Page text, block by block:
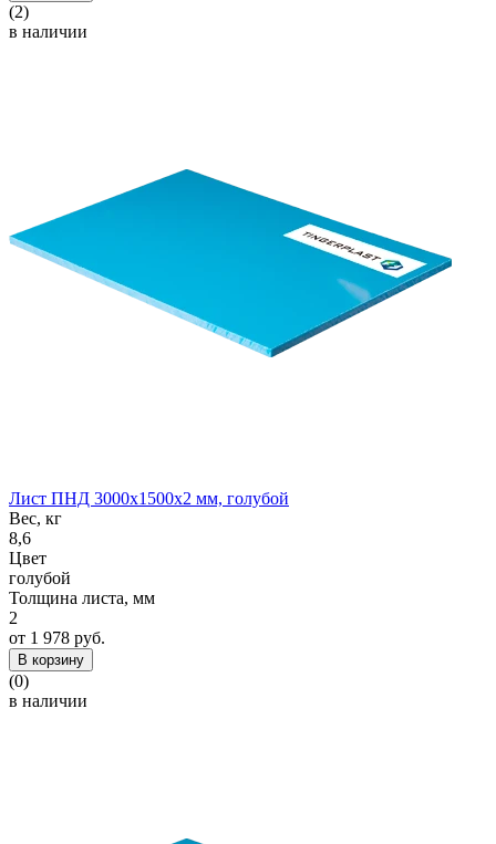
(2)
в наличии
Лист ПНД 3000x1500x2 мм, голубой
Вес, кг
8,6
Цвет
голубой
Толщина листа, мм
2
от 1 978 руб.
В корзину
(0)
в наличии